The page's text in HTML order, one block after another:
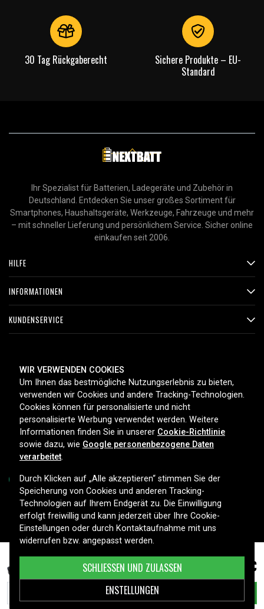
HP Pavilion DV6-6006eo, 10.8V, 6600 mAh 79,99 €
IN DEN WARENKORB LEGEN
30 Tag Rückgaberecht
Sichere Produkte – EU-
Standard
Ihr Spezialist für Batterien, Ladegeräte und Zubehör in
Deutschland. Entdecken Sie unser großes Sortiment für
Smartphones, Haushaltsgeräte, Werkzeuge, Fahrzeuge und mehr
– mit schneller Lieferung und persönlichem Service. Sicher online
einkaufen seit 2006.
HILFE
INFORMATIONEN
KUNDENSERVICE
ZAHLUNGSMETHODEN
LIEFEROPTIONEN
Copyright © 2026, Spares Nordic AB
WIR VERWENDEN COOKIES
Um Ihnen das bestmögliche Nutzungserlebnis zu bieten,
verwenden wir Cookies und andere Tracking-Technologien.
Cookies können für personalisierte und nicht
personalisierte Werbung verwendet werden. Weitere
Informationen finden Sie in unserer Cookie-Richtlinie
sowie dazu, wie Google personenbezogene Daten
verarbeitet.
Durch Klicken auf „Alle akzeptieren“ stimmen Sie der
Speicherung von Cookies und anderen Tracking-
Technologien auf Ihrem Endgerät zu. Die Einwilligung
erfolgt freiwillig und kann jederzeit über Ihre Cookie-
Einstellungen oder durch Kontaktaufnahme mit uns
widerrufen bzw. angepasst werden.
ENSTELLUNGEN
SCHLIESSEN UND ZULASSEN